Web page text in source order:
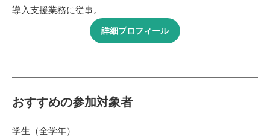
導入支援業務に従事。
詳細プロフィール
おすすめの参加対象者
学生（全学年）